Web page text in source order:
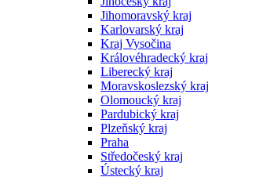
Jihomoravský kraj
Karlovarský kraj
Kraj Vysočina
Královéhradecký kraj
Liberecký kraj
Moravskoslezský kraj
Olomoucký kraj
Pardubický kraj
Plzeňský kraj
Praha
Středočeský kraj
Ústecký kraj